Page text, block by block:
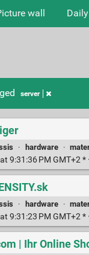
wall Daily
server
· hardware ·
9:31:36 PM GMT+2 * ·
· hardware ·
9:31:23 PM GMT+2 * ·
| Ihr Online